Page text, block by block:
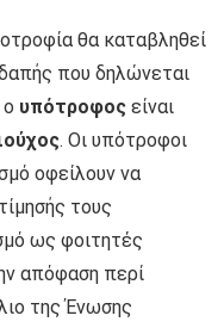
θα καταβληθεί
που δηλώνεται
υπότροφος είναι
. Οι υπότροφοι
οφείλουν να
τους
ως φοιτητές
απόφαση περί
της Ένωσης